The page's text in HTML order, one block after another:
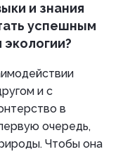
и знания
успешным
и с
в
очередь,
Чтобы она